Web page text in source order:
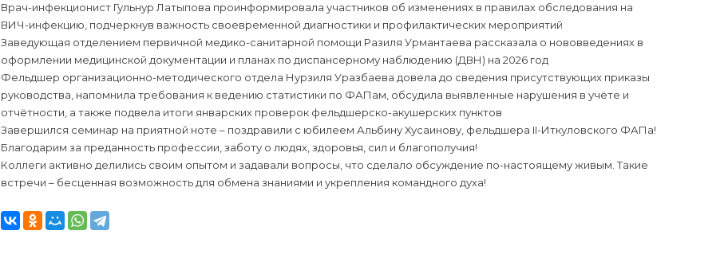
Врач-инфекционист Гульнур Латыпова проинформировала участников об изменениях в правилах обследования на
ВИЧ-инфекцию, подчеркнув важность своевременной диагностики и профилактических мероприятий
Заведующая отделением первичной медико-санитарной помощи Разиля Урмантаева рассказала о нововведениях в
оформлении медицинской документации и планах по диспансерному наблюдению (ДВН) на 2026 год
Фельдшер организационно-методического отдела Нурзиля Уразбаева довела до сведения присутствующих приказы
руководства, напомнила требования к ведению статистики по ФАПам, обсудила выявленные нарушения в учёте и
отчётности, а также подвела итоги январских проверок фельдшерско-акушерских пунктов
Завершился семинар на приятной ноте – поздравили с юбилеем Альбину Хусаинову, фельдшера II-Иткуловского ФАПа!
Благодарим за преданность профессии, заботу о людях, здоровья, сил и благополучия!
Коллеги активно делились своим опытом и задавали вопросы, что сделало обсуждение по-настоящему живым. Такие
встречи – бесценная возможность для обмена знаниями и укрепления командного духа!